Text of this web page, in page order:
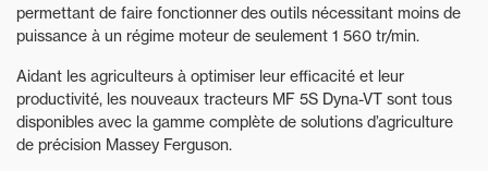
permettant de faire fonctionner des outils nécessitant moins de
puissance à un régime moteur de seulement 1 560 tr/min.
Aidant les agriculteurs à optimiser leur efficacité et leur
productivité, les nouveaux tracteurs MF 5S Dyna-VT sont tous
disponibles avec la gamme complète de solutions d’agriculture
de précision Massey Ferguson.